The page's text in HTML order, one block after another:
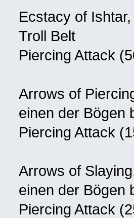
Ecstacy of
Troll Belt
Piercing Attack
Arrows of
einen der Bögen
Piercing Attack
Arrows of
einen der Bögen
Piercing Attack